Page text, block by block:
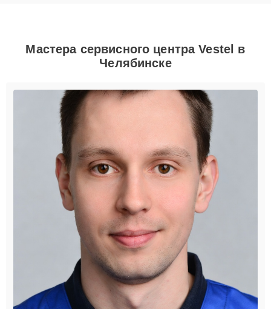
Мастера сервисного центра Vestel в
Челябинске